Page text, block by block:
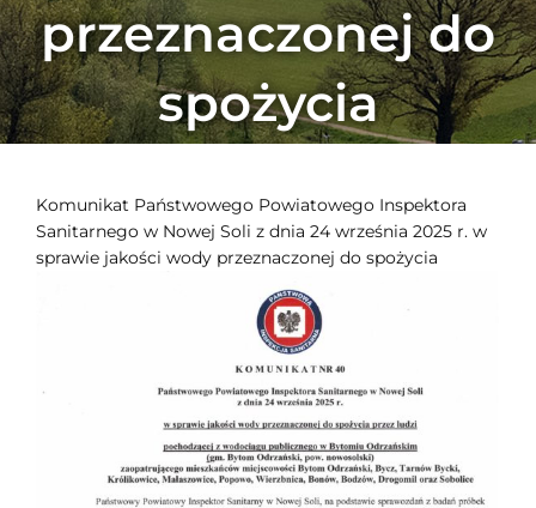
przeznaczonej do
spożycia
Komunikat Państwowego Powiatowego Inspektora
Sanitarnego w Nowej Soli z dnia 24 września 2025 r. w
sprawie jakości wody przeznaczonej do spożycia